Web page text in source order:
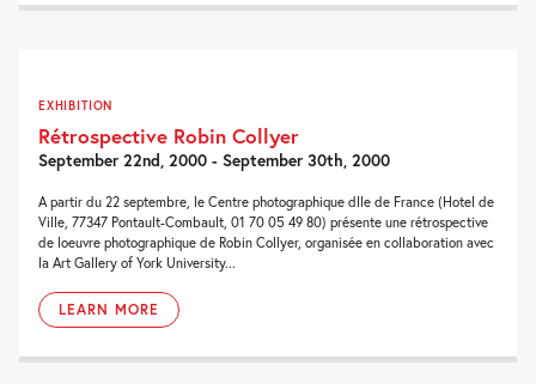
EXHIBITION
Rétrospective Robin Collyer
September 22nd, 2000 - September 30th, 2000
A partir du 22 septembre, le Centre photographique dIle de France (Hotel de
Ville, 77347 Pontault-Combault, 01 70 05 49 80) présente une rétrospective
de loeuvre photographique de Robin Collyer, organisée en collaboration avec
la Art Gallery of York University...
LEARN MORE